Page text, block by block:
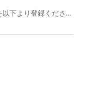
以下より登録くださ…